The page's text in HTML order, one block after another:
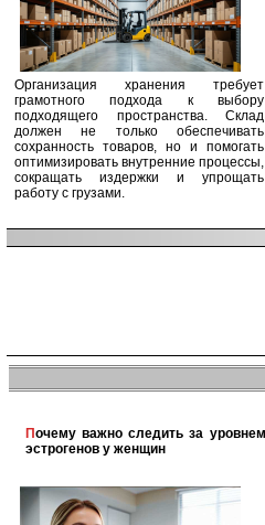
Организация хранения требует
грамотного подхода к выбору
подходящего пространства. Склад
должен не только обеспечивать
сохранность товаров, но и помогать
оптимизировать внутренние процессы,
сокращать издержки и упрощать
работу с грузами.
Почему важно следить за уровнем
эстрогенов у женщин